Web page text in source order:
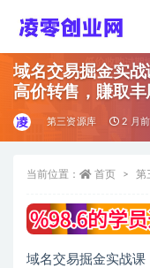
域名交易掘金实
高价转售，賺取丰
第三资源库 2 月前
当前位置： 首页 第
域名交易掘金实战